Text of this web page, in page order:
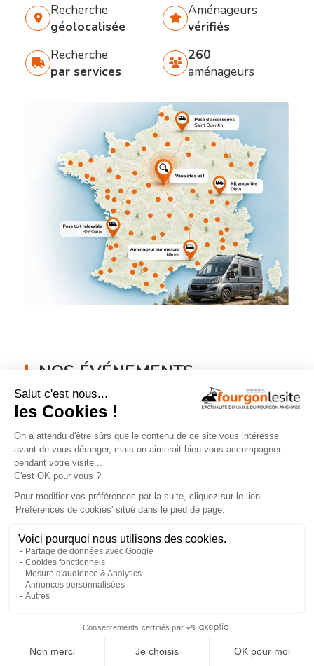
Recherche
géolocalisée
Aménageurs
vérifiés
Recherche
par services
260
aménageurs
NOS ÉVÉNEMENTS